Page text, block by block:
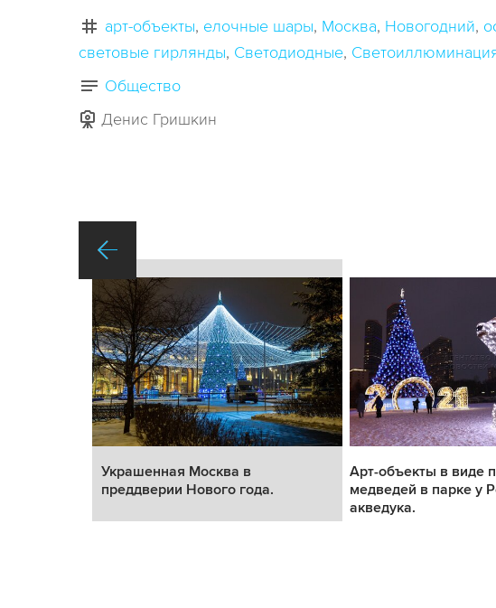
арт-объекты елочные шары Москва Новогодний
световые гирлянды Светодиодные
Общество
Денис Гришкин
Украшенная Москва в
преддверии Нового года.
Арт-объекты в виде
медведей в парке у
акведука.